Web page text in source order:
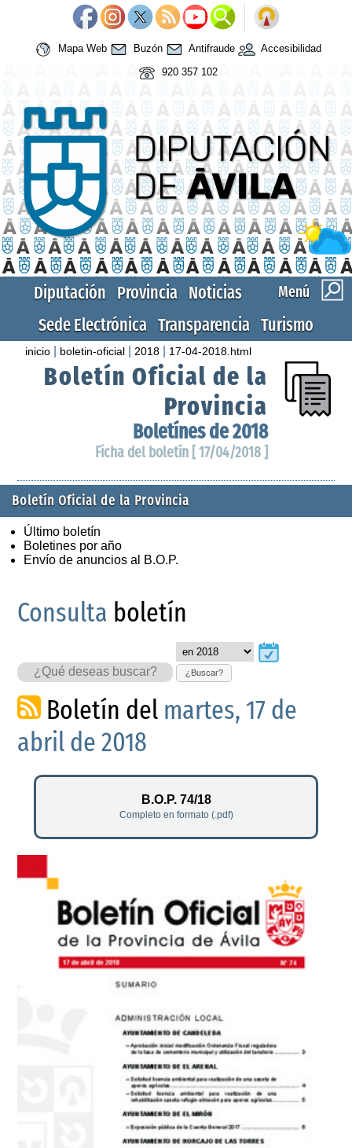
Mapa Web Buzón Antifraude
Accesibilidad
920 357 102
Menú
Diputación Provincia Noticias
Sede Electrónica Transparencia Turismo
inicio boletin-oficial 2018 17-04-2018.html
Boletín Oficial de la
Provincia
Boletínes de 2018
Ficha del boletín [ 17/04/2018 ]
Boletín Oficial de la Provincia
Último boletín
Boletines por año
Envío de anuncios al B.O.P.
Consulta boletín
¿Buscar?
Boletín del martes, 17 de
abril de 2018
B.O.P. 74/18
Completo en formato (.pdf)